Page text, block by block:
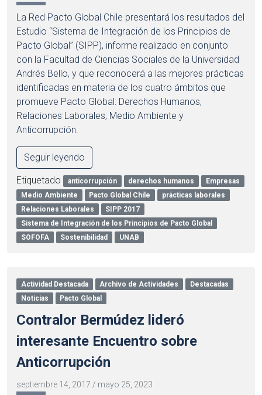
La Red Pacto Global Chile presentará los resultados del
Estudio “Sistema de Integración de los Principios de
Pacto Global” (SIPP), informe realizado en conjunto
con la Facultad de Ciencias Sociales de la Universidad
Andrés Bello, y que reconocerá a las mejores prácticas
identificadas en materia de los cuatro ámbitos que
promueve Pacto Global: Derechos Humanos,
Relaciones Laborales, Medio Ambiente y
Anticorrupción.
Seguir leyendo
Etiquetado anticorrupción derechos humanos
Empresas
Medio Ambiente
Pacto Global Chile
prácticas laborales
Relaciones Laborales
SIPP 2017
Sistema de Integración de los Principios de Pacto Global
SOFOFA
Sostenibilidad UNAB
Actividad Destacada Archivo de Actividades
Destacadas
Noticias
Pacto Global
Contralor Bermúdez lideró
interesante Encuentro sobre
Anticorrupción
septiembre 14, 2017 / mayo 25, 2023